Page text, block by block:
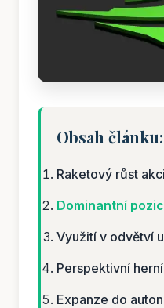
Obsah článku:
Raketový růst
Dominantní
Využití v odvětví
Perspektivní
Expanze do